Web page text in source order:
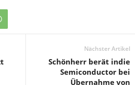
Nächster Artikel
Schönherr berät indie
Semiconductor bei
Übernahme von